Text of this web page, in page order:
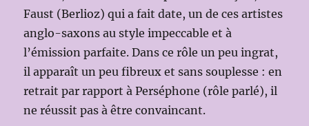
Faust (Berlioz) qui a fait date, un de ces artistes
anglo-saxons au style impeccable et à
l’émission parfaite. Dans ce rôle un peu ingrat,
il apparaît un peu fibreux et sans souplesse : en
retrait par rapport à Perséphone (rôle parlé), il
ne réussit pas à être convaincant.